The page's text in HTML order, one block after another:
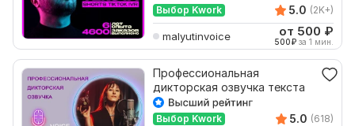
Выбор Kwork 5.0 (2K+)
malyutinvoice от 500 ₽
500₽ за 1 мин.
Профессиональная
дикторская озвучка текста
Выбор Kwork 5.0 (618)